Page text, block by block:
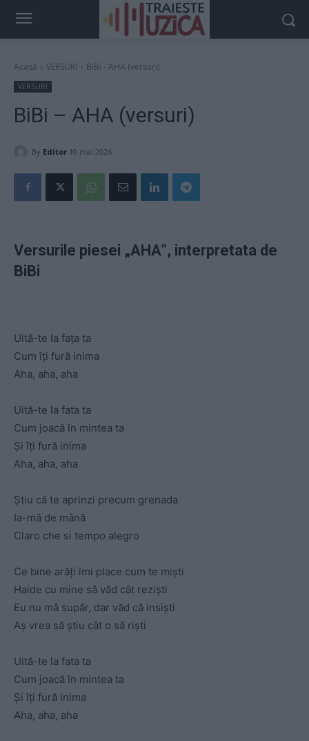
Acasă VERSURI BiBi - AHA (versuri)
VERSURI
BiBi – AHA (versuri)
By Editor 10 mai 2026
Versurile piesei „AHA”, interpretata de
BiBi
Uită-te la fața ta
Cum îți fură inima
Aha, aha, aha
Uită-te la fata ta
Cum joacă în mintea ta
Și îți fură inima
Aha, aha, aha
Știu că te aprinzi precum grenada
Ia-mă de mână
Claro che si tempo alegro
Ce bine arăți îmi place cum te miști
Haide cu mine să văd cât reziști
Eu nu mă supăr, dar văd că insiști
Aș vrea să știu cât o să riști
Uită-te la fata ta
Cum joacă în mintea ta
Și îți fură inima
Aha, aha, aha